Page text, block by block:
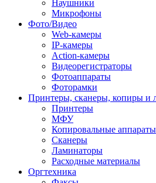
Наушники
Микрофоны
Фото/Видео
Web-камеры
IP-камеры
Action-камеры
Видеорегистраторы
Фотоаппараты
Фоторамки
Принтеры, сканеры, копиры и
Принтеры
МФУ
Копировальные аппараты
Сканеры
Ламинаторы
Расходные материалы
Оргтехника